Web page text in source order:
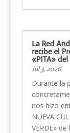
La Red
recibe el
«PITA»
Jul 3, 2026
Durante la
nos hizo
NUEVA
VERDE»